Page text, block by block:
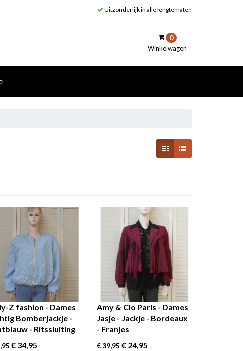
Uitzonderlijk in alle lengtematen
0
Winkelwagen
Z fashion - Dames
Bomberjackje -
- Ritssluiting
,95€ 34,95
Amy & Clo Paris - Dames
Jasje - Jackje - Bordeaux
- Franjes
€ 39,95€ 24,95